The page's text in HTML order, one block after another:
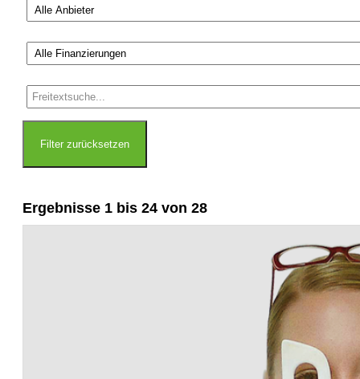
Filter zurücksetzen
Ergebnisse 1 bis 24 von 28